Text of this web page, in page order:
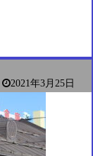
2021年3月25日